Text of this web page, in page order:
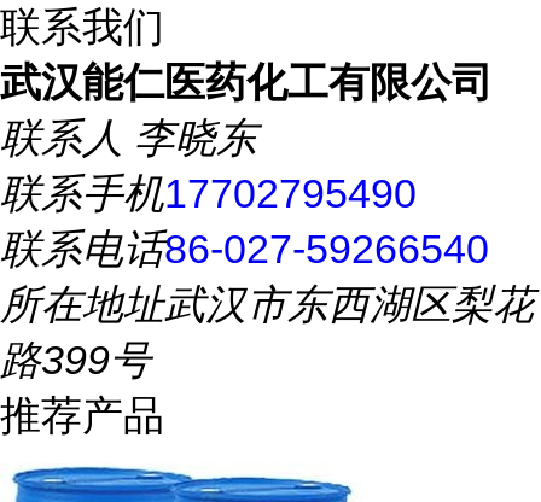
联系我们
武汉能仁医药化工有限公司
联系人 李晓东
联系手机17702795490
联系电话86-027-59266540
所在地址武汉市东西湖区梨花
路399号
推荐产品